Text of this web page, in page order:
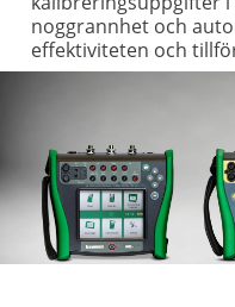
noggrannhet och
effektiviteten och